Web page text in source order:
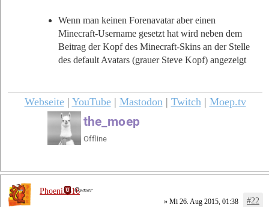
Wenn man keinen Forenavatar aber einen
Minecraft-Username gesetzt hat wird neben dem
Beitrag der Kopf des Minecraft-Skins an der Stelle
des default Avatars (grauer Steve Kopf) angezeigt
Webseite| YouTube| Mastodon| Twitch| Moep.tv
» Mi 26. Aug 2015, 01:38 #22
Phoenix616Owner